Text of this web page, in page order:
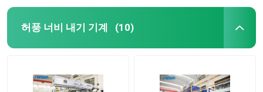
허풍 너비 내기 기계 (10)